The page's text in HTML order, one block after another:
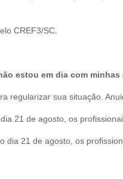
CREF3/SC.
estou em dia com
regularizar sua situação.
21 de agosto, os
dia 21 de agosto, os